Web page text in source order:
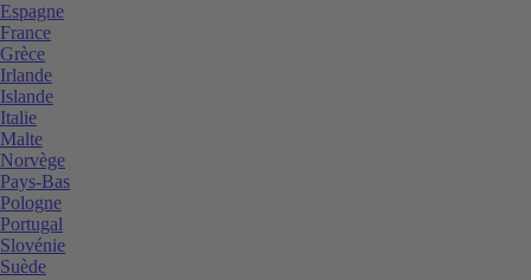
Espagne
France
Grèce
Irlande
Islande
Italie
Malte
Norvège
Pays-Bas
Pologne
Portugal
Slovénie
Suède